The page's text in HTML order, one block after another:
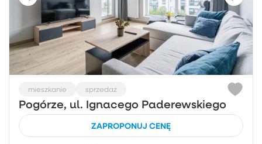
mieszkanie sprzedaż
Pogórze, ul. Ignacego Paderewskiego
ZAPROPONUJ CENĘ